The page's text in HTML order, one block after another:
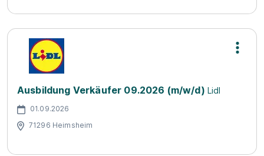
Ausbildung Verkäufer 09.2026 (m/w/d) Lidl
01.09.2026
71296 Heimsheim